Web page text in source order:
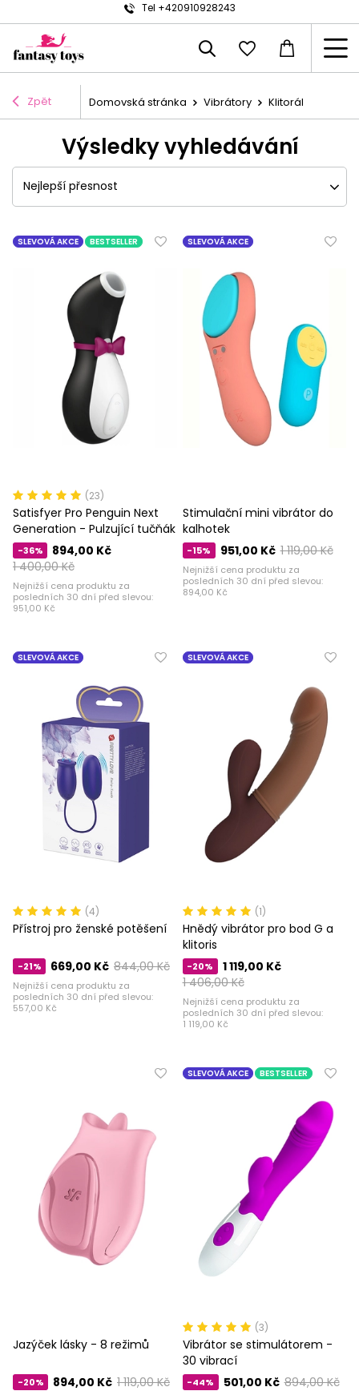
Tel +420910928243
Zpět Domovská stránka Vibrátory Klitorál
Výsledky vyhledávání
Nejlepší přesnost
SLEVOVÁ AKCE BESTSELLER
(23)
Satisfyer Pro Penguin Next
Generation - Pulzující tučňák
-36%
1 400,00 Kč
894,00 Kč
Nejnižší cena produktu za
posledních 30 dní před slevou:
951,00 Kč
SLEVOVÁ AKCE
Stimulační mini vibrátor do
kalhotek
-15% 1 119,00 Kč
951,00 Kč
Nejnižší cena produktu za
posledních 30 dní před slevou:
894,00 Kč
SLEVOVÁ AKCE
(4)
Přístroj pro ženské potěšení
-21% 844,00 Kč
669,00 Kč
Nejnižší cena produktu za
posledních 30 dní před slevou:
557,00 Kč
SLEVOVÁ AKCE
(1)
Hnědý vibrátor pro bod G a
klitoris
-20%
1 406,00 Kč
1 119,00 Kč
Nejnižší cena produktu za
posledních 30 dní před slevou:
1 119,00 Kč
Jazýček lásky - 8 režimů
-20% 1 119,00 Kč
894,00 Kč
SLEVOVÁ AKCE BESTSELLER
(3)
Vibrátor se stimulátorem -
30 vibrací
-44% 894,00 Kč
501,00 Kč